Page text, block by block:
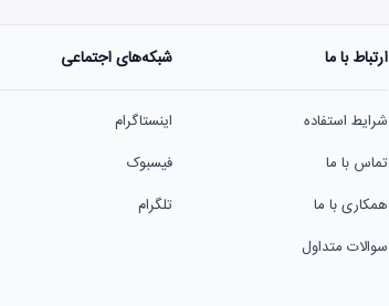
هنوز نظری به ثبت نرسیده‌است.
ارتباط با ما
شرایط استفاده
تماس با ما
همکاری با ما
سوالات متداول
شبکه‌های اجتماعی
اینستاگرام
فیسبوک
تلگرام